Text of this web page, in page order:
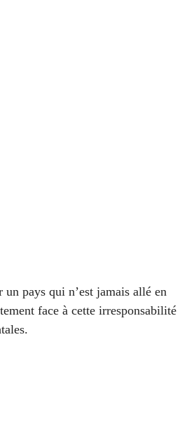
pays qui n’est jamais allé en
face à cette irresponsabilité